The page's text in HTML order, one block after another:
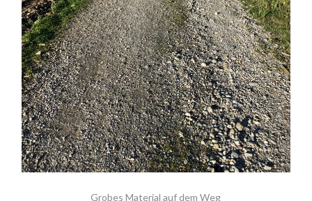
Grobes Material auf dem Weg